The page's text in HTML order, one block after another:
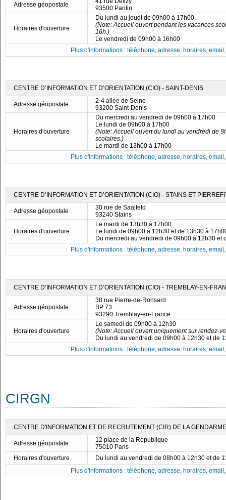
Adresse géopostale
93500 Pantin
Horaires d'ouverture
Du lundi au jeudi de 09h00 à 17h00
(Note: Accueil ouvert pendant les vacances
16h.)
Le vendredi de 09h00 à 16h00
Plus d'informations : téléphone, adresse, horaires,
CENTRE D’INFORMATION ET D’ORIENTATION (CIO) - SAINT-DENIS
Adresse géopostale
2-4 allée de Seine
93200 Saint-Denis
Horaires d'ouverture
Du mercredi au vendredi de 09h00 à 17h00
Le lundi de 09h00 à 17h00
(Note: Accueil ouvert du lundi au vendredi de
scolaires.)
Le mardi de 13h00 à 17h00
Plus d'informations : téléphone, adresse, horaires,
CENTRE D’INFORMATION ET D’ORIENTATION (CIO) - STAINS ET
Adresse géopostale
30 rue de Saalfeld
93240 Stains
Horaires d'ouverture
Le mardi de 13h30 à 17h00
Le lundi de 09h00 à 12h30 et de 13h30 à
Du mercredi au vendredi de 09h00 à 12h30 et
Plus d'informations : téléphone, adresse, horaires,
CENTRE D’INFORMATION ET D’ORIENTATION (CIO) - TREMBLAY-EN-
Adresse géopostale
38 rue Pierre-de-Ronsard
BP 73
93290 Tremblay-en-France
Horaires d'ouverture
Le samedi de 09h00 à 12h30
(Note: Accueil ouvert uniquement sur rendez-
Du lundi au vendredi de 09h00 à 12h30 et de
Plus d'informations : téléphone, adresse, horaires,
CIRGN
CENTRE D'INFORMATION ET DE RECRUTEMENT (CIR) DE LA
Adresse géopostale
12 place de la République
75010 Paris
Horaires d'ouverture
Du lundi au vendredi de 08h00 à 12h30 et de
Plus d'informations : téléphone, adresse, horaires,